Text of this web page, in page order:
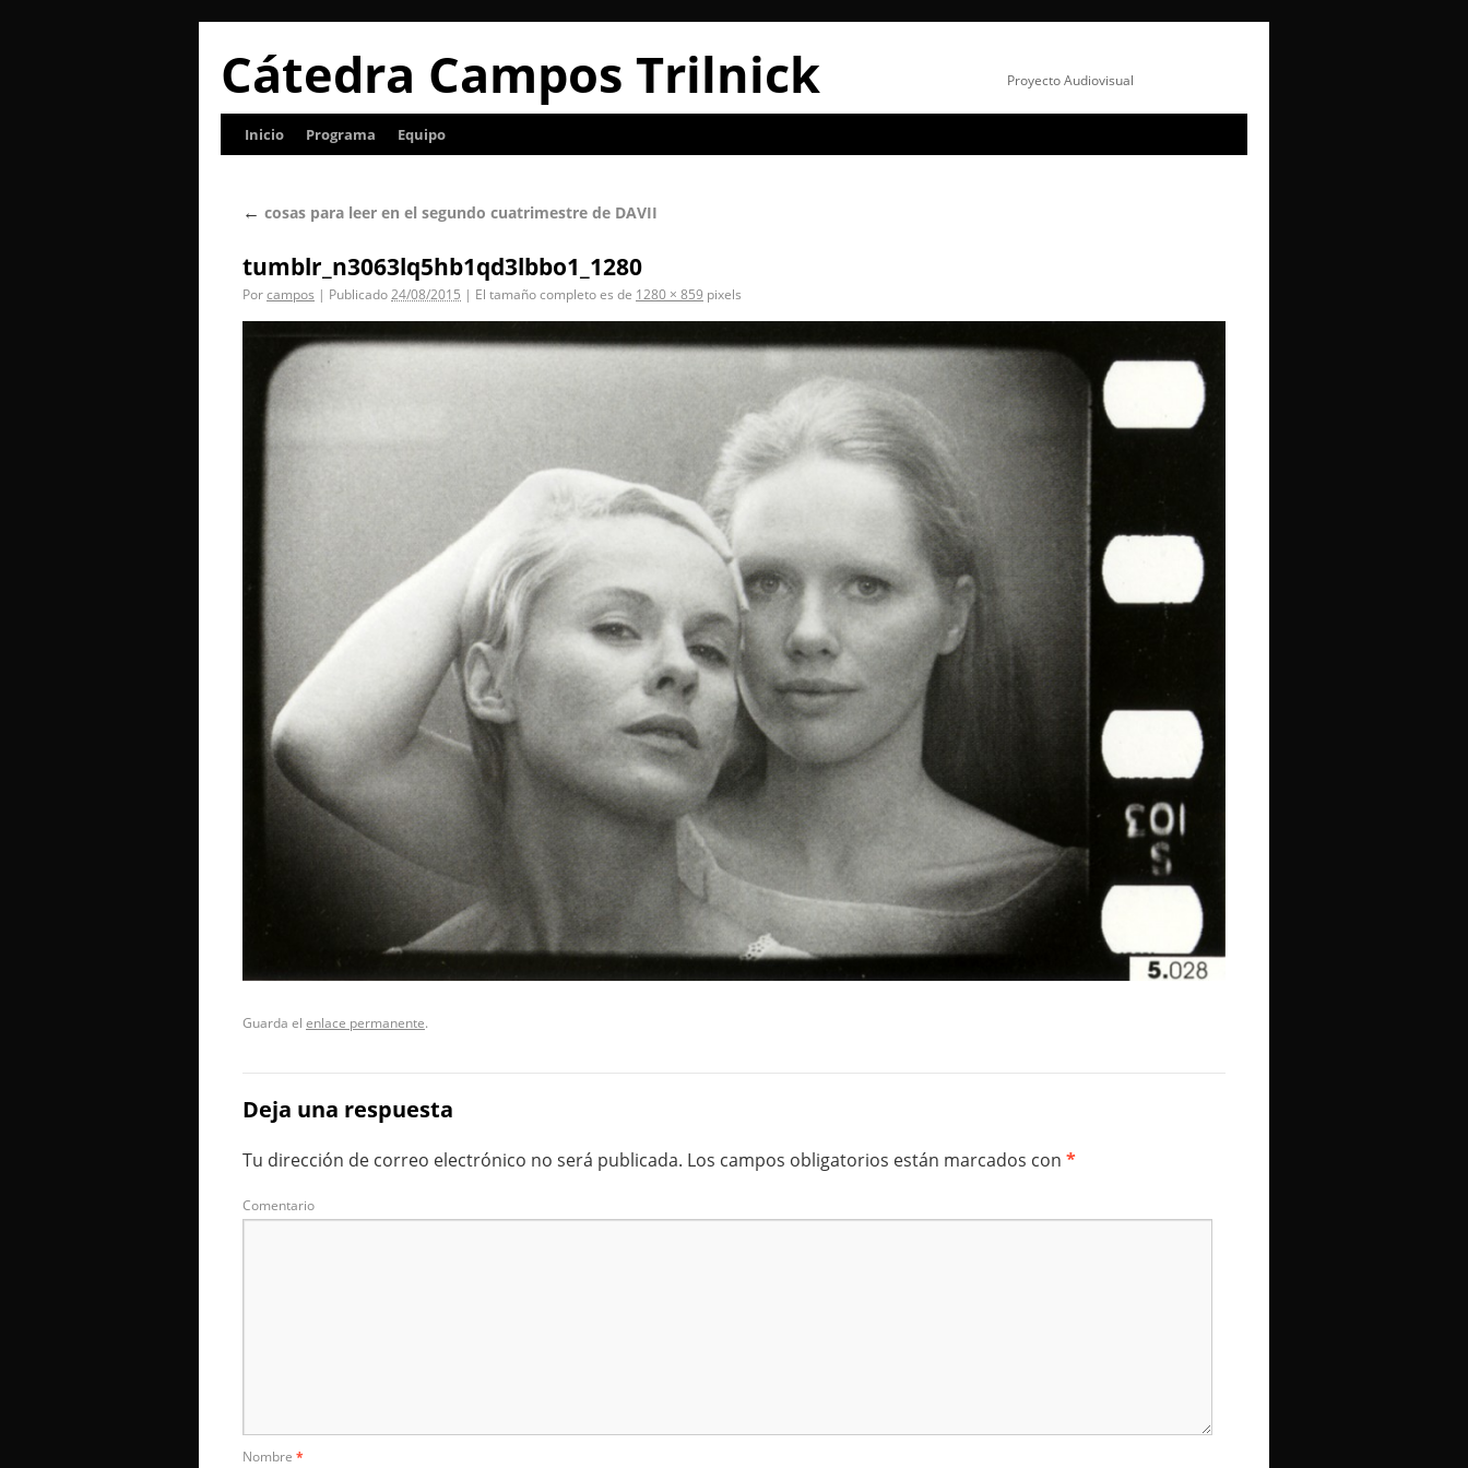
Cátedra Campos Trilnick Proyecto Audiovisual
Inicio Programa Equipo
← cosas para leer en el segundo cuatrimestre de DAVII
tumblr_n3063lq5hb1qd3lbbo1_1280
Porcampos | Publicado24/08/2015 | El tamaño completo es de 1280 × 859 pixels
Guarda el enlace permanente.
Deja una respuesta
Tu dirección de correo electrónico no será publicada. Los campos obligatorios están marcados con *
Comentario
Nombre *